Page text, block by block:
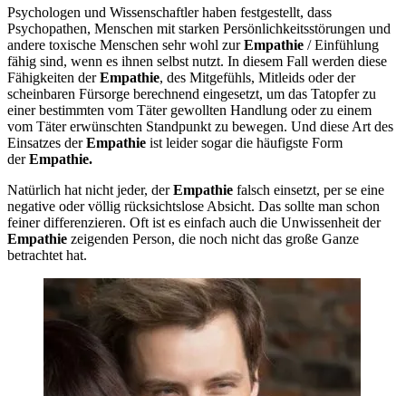
Psychologen und Wissenschaftler haben festgestellt, dass
Psychopathen, Menschen mit starken Persönlichkeitsstörungen und
andere toxische Menschen sehr wohl zurEmpathie / Einfühlung
fähig sind, wenn es ihnen selbst nutzt. In diesem Fall werden diese
Fähigkeiten derEmpathie, des Mitgefühls, Mitleids oder der
scheinbaren Fürsorge berechnend eingesetzt, um das Tatopfer zu
einer bestimmten vom Täter gewollten Handlung oder zu einem
vom Täter erwünschten Standpunkt zu bewegen. Und diese Art des
Einsatzes derEmpathie ist leider sogar die häufigste Form
derEmpathie.
Natürlich hat nicht jeder, derEmpathie falsch einsetzt, per se eine
negative oder völlig rücksichtslose Absicht. Das sollte man schon
feiner differenzieren. Oft ist es einfach auch die Unwissenheit der
Empathie zeigenden Person, die noch nicht das große Ganze
betrachtet hat.